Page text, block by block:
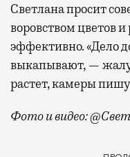
Светлана просит
воровством цветов
эффективно. «Дело
выкапывают, —
растет, камеры
Фото и видео: